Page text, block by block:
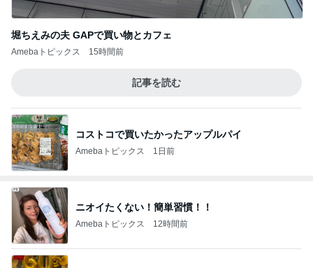
堀ちえみの夫 GAPで買い物とカフェ
Amebaトピックス 15時間前
記事を読む
コストコで買いたかったアップルパイ
Amebaトピックス 1日前
ニオイたくない！簡単習慣！！
Amebaトピックス 12時間前